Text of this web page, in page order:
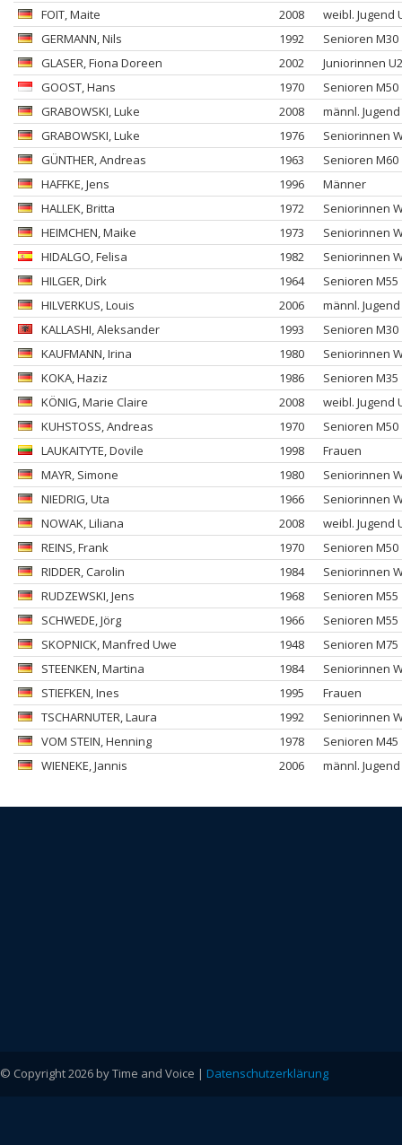
FOIT, Maite 2008
weibl. Jugend
GERMANN, Nils 1992
Senioren M30
GLASER, Fiona Doreen 2002
Juniorinnen
GOOST, Hans 1970
Senioren M50
GRABOWSKI, Luke 2008
männl.
GRABOWSKI, Luke 1976
Seniorinnen
GÜNTHER, Andreas 1963
Senioren M60
HAFFKE, Jens 1996
Männer
HALLEK, Britta 1972
Seniorinnen
HEIMCHEN, Maike 1973
Seniorinnen
HIDALGO, Felisa 1982
Seniorinnen
HILGER, Dirk 1964
Senioren M55
HILVERKUS, Louis 2006
männl.
KALLASHI, Aleksander 1993
Senioren M30
KAUFMANN, Irina 1980
Seniorinnen
KOKA, Haziz 1986
Senioren M35
KÖNIG, Marie Claire 2008
weibl. Jugend
KUHSTOSS , Andreas 1970
Senioren M50
LAUKAITYTE, Dovile 1998
Frauen
MAYR, Simone 1980
Seniorinnen
NIEDRIG, Uta 1966
Seniorinnen
NOWAK, Liliana 2008
weibl. Jugend
REINS, Frank 1970
Senioren M50
RIDDER, Carolin 1984
Seniorinnen
RUDZEWSKI, Jens 1968
Senioren M55
SCHWEDE, Jörg 1966
Senioren M55
SKOPNICK, Manfred Uwe 1948
Senioren M75
STEENKEN, Martina 1984
Seniorinnen
STIEFKEN, Ines 1995
Frauen
TSCHARNUTER, Laura 1992
Seniorinnen
VOM STEIN, Henning 1978
Senioren M45
WIENEKE, Jannis 2006 männl.
© Copyright 2026 by Time and Voice | Datenschutzerklärung